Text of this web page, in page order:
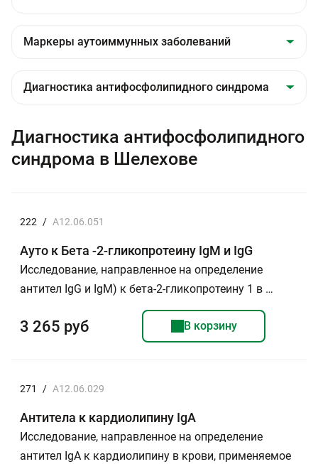
Диагностика антифосфолипидного
синдрома в Шелехове
222 / A12.06.051
Ауто к Бета -2-гликопротеину IgM и IgG
Исследование, направленное на определение
антител IgG и IgM) к бета-2-гликопротеину 1 в …
3 265 руб В корзину
271 / A12.06.029
Антитела к кардиолипину IgA
Исследование, направленное на определение
антител IgA к кардиолипину в крови, применяемое